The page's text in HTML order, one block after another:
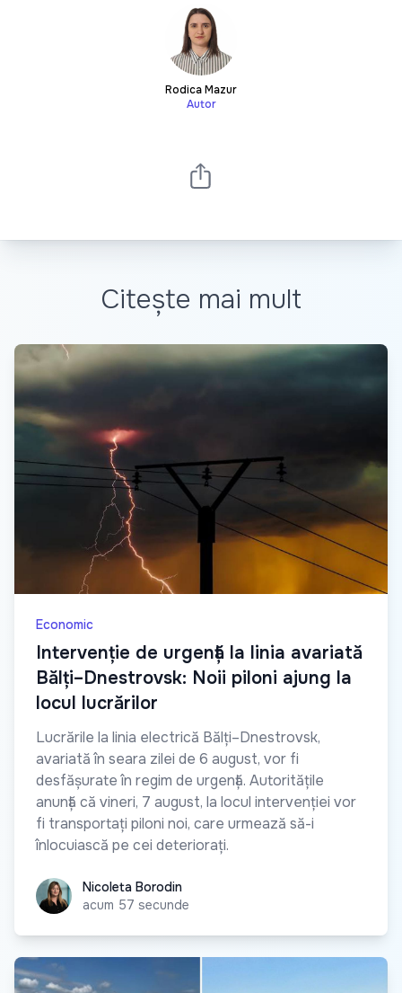
Rodica Mazur
Autor
Citește mai mult
Economic
Intervenție de urgență la linia avariată
Bălți–Dnestrovsk: Noii piloni ajung la
locul lucrărilor
Lucrările la linia electrică Bălți–Dnestrovsk,
avariată în seara zilei de 6 august, vor fi
desfășurate în regim de urgență. Autoritățile
anunță că vineri, 7 august, la locul intervenției vor
fi transportați piloni noi, care urmează să-i
înlocuiască pe cei deteriorați.
Nicoleta Borodin
Nicoleta Borodin
acum 57 secunde